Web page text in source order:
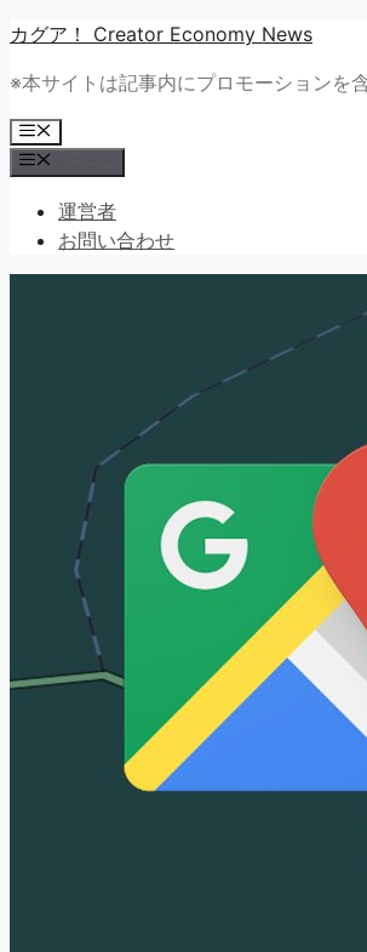
コ
テ
ン
ツ
へ
カグア！ Creator Economy News
※本サイトは記事内にプロモーションを
メ
ニ
ュ
運営者
お問い合わせ